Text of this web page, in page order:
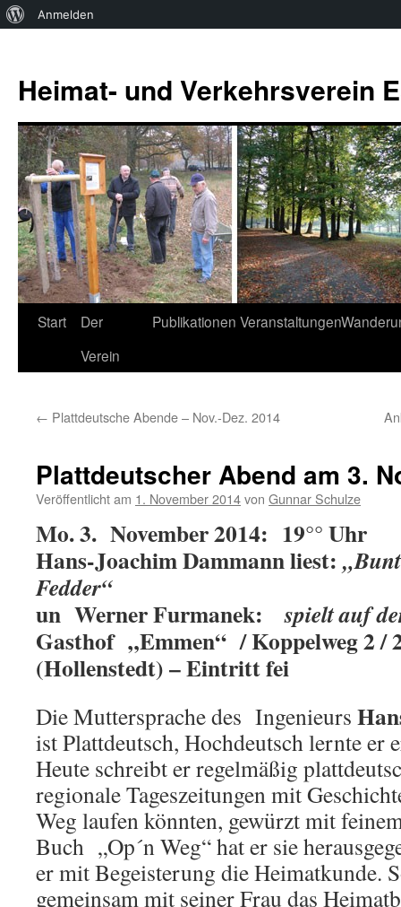
Über
Anmelden
springen
Heimat- und Verkehrsverein
Start
Der
Verein
Publikationen Veranstaltungen
← Plattdeutsche Abende – Nov.-Dez. 2014
Plattdeutscher Abend am 3.
Veröffentlicht am 1. November 2014von Gunnar Schulze
Mo. 3. November 2014: 19°° Uhr
Hans-Joachim Dammann liest:
Fedder“
un Werner Furmanek:spielt auf
Gasthof „Emmen“ / Koppelweg 2 /
(Hollenstedt) – Eintritt fei
Die Muttersprache des Ingenieurs
ist Plattdeutsch, Hochdeutsch lernte
Heute schreibt er regelmäßig
regionale Tageszeitungen mit
Weg laufen könnten, gewürzt mit
Buch „Op´n Weg“ hat er sie
er mit Begeisterung die Heimatkunde.
gemeinsam mit seiner Frau das